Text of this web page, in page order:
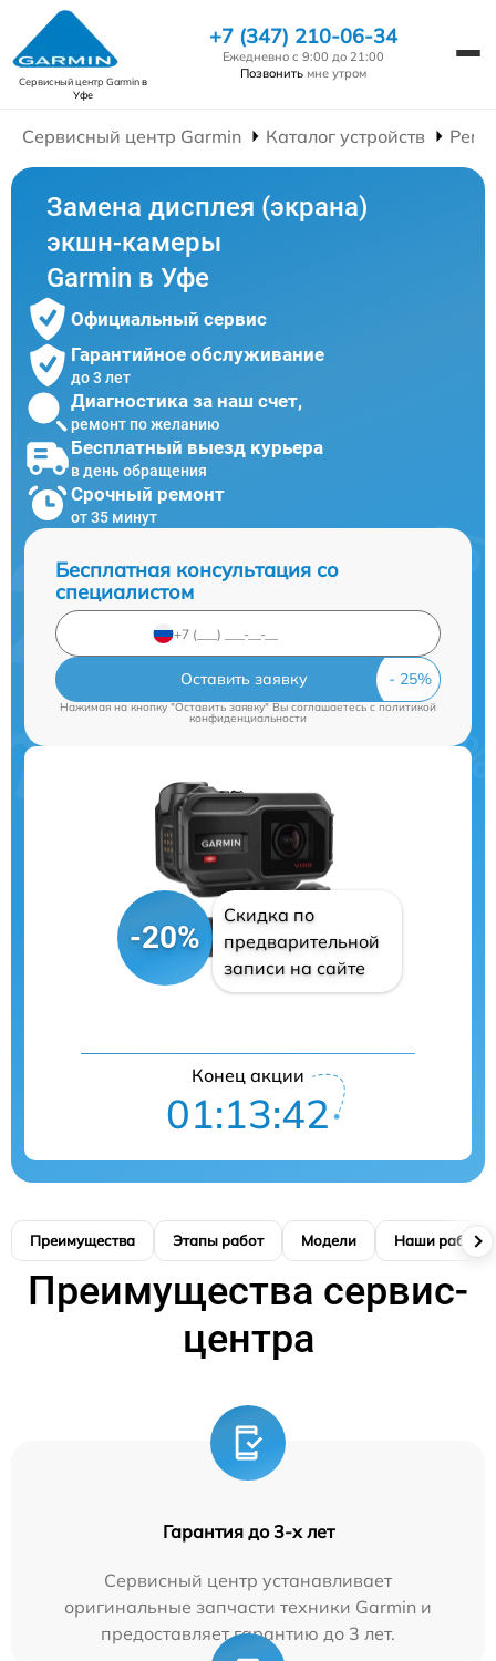
Сервисный центр Garminв
Уфе
+7 (347) 210-06-34
Ежедневно с 9:00 до 21:00
Позвонить мне утром
Сервисный центр Garmin Каталог устройств
Замена дисплея (экрана)
экшн-камеры
Garmin в Уфе
Официальный сервис
Гарантийное обслуживание
до 3 лет
Диагностика за наш счет,
ремонт по желанию
Бесплатный выезд курьера
в день обращения
Срочный ремонт
от 35 минут
Бесплатная консультация со
специалистом
Оставить заявку
Нажимая на кнопку "Оставить заявку" Вы соглашаетесь cполитикой
конфиденциальности
-20%
Скидка по
предварительной
записи на сайте
Конец акции
01:13:42
Преимущества Этапы работ Модели Наши работы
Преимущества сервис-
центра
Гарантия до 3-х лет
Сервисный центр устанавливает
оригинальные запчасти техники Garmin и
предоставляет гарантию до 3 лет.